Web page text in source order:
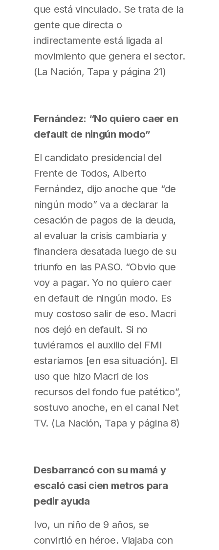
que está vinculado. Se trata de la
gente que directa o
indirectamente está ligada al
movimiento que genera el sector.
(La Nación, Tapa y página 21)
Fernández: “No quiero caer en
default de ningún modo”
El candidato presidencial del
Frente de Todos, Alberto
Fernández, dijo anoche que “de
ningún modo” va a declarar la
cesación de pagos de la deuda,
al evaluar la crisis cambiaria y
financiera desatada luego de su
triunfo en las PASO. “Obvio que
voy a pagar. Yo no quiero caer
en default de ningún modo. Es
muy costoso salir de eso. Macri
nos dejó en default. Si no
tuviéramos el auxilio del FMI
estaríamos [en esa situación]. El
uso que hizo Macri de los
recursos del fondo fue patético”,
sostuvo anoche, en el canal Net
TV. (La Nación, Tapa y página 8)
Desbarrancó con su mamá y
escaló casi cien metros para
pedir ayuda
Ivo, un niño de 9 años, se
convirtió en héroe. Viajaba con